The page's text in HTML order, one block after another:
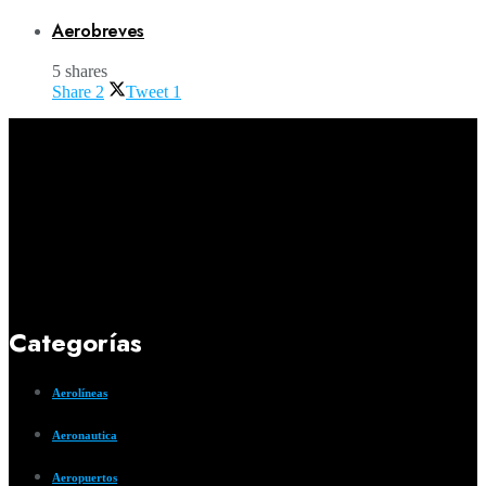
Aerobreves
5 shares
Share 2 Tweet 1
Categorías
Aerolíneas
Aeronautica
Aeropuertos